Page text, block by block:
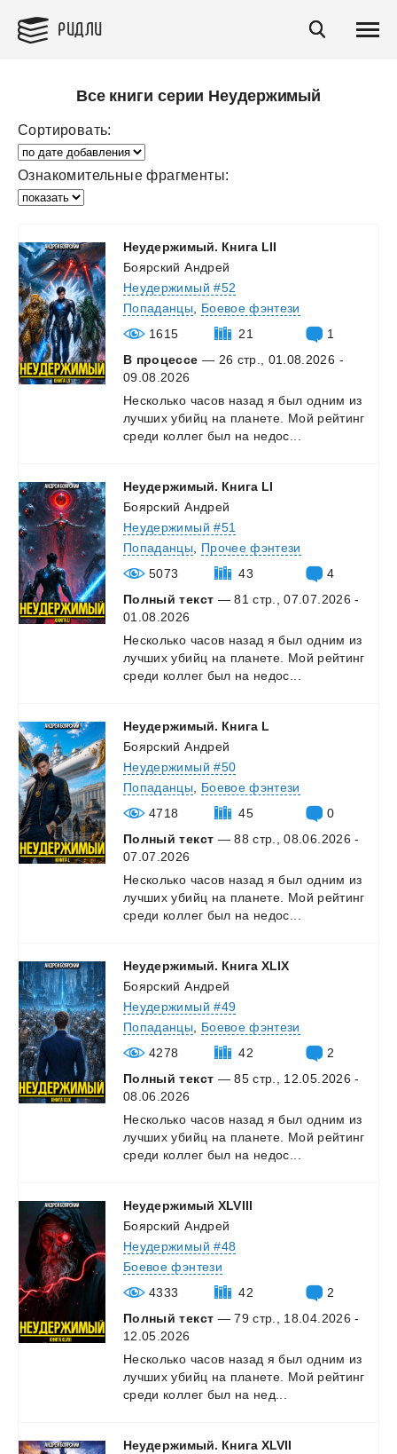
РИДЛИ
Все книги серии Неудержимый
Сортировать:
Ознакомительные фрагменты:
Неудержимый. Книга LII
Боярский Андрей
Неудержимый #52
Попаданцы
Боевое фэнтези
1615
21
1
В процессе — 26 стр., 01.08.2026 -
09.08.2026
Несколько часов назад я был одним из
лучших убийц на планете. Мой рейтинг
среди коллег был на недос...
Неудержимый. Книга LI
Боярский Андрей
Неудержимый #51
Попаданцы
Прочее фэнтези
5073
43
4
Полный текст — 81 стр., 07.07.2026 -
01.08.2026
Несколько часов назад я был одним из
лучших убийц на планете. Мой рейтинг
среди коллег был на недос...
Неудержимый. Книга L
Боярский Андрей
Неудержимый #50
Попаданцы
Боевое фэнтези
4718
45
0
Полный текст — 88 стр., 08.06.2026 -
07.07.2026
Несколько часов назад я был одним из
лучших убийц на планете. Мой рейтинг
среди коллег был на недос...
Неудержимый. Книга XLIX
Боярский Андрей
Неудержимый #49
Попаданцы
Боевое фэнтези
4278
42
2
Полный текст — 85 стр., 12.05.2026 -
08.06.2026
Несколько часов назад я был одним из
лучших убийц на планете. Мой рейтинг
среди коллег был на недос...
Неудержимый XLVlll
Боярский Андрей
Неудержимый #48
Боевое фэнтези
4333
42
2
Полный текст — 79 стр., 18.04.2026 -
12.05.2026
Несколько часов назад я был одним из
лучших убийц на планете. Мой рейтинг
среди коллег был на нед...
Неудержимый. Книга XLVII